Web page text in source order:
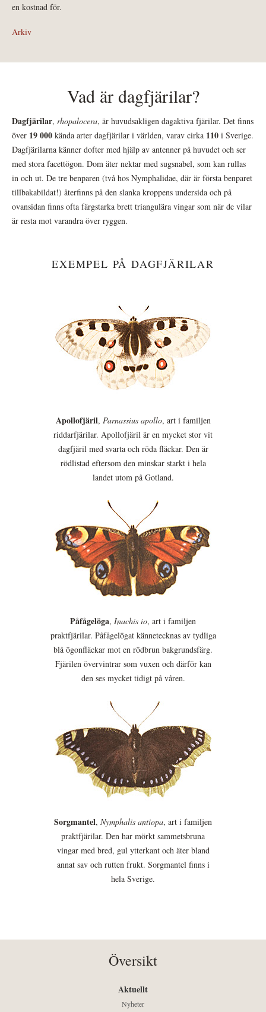
en kostnad för.
Arkiv
Vad är dagfjärilar?
Dagfjärilar, rhopalocera, är huvudsakligen dagaktiva fjärilar. Det finns
över 19 000 kända arter dagfjärilar i världen, varav cirka 110 i Sverige.
Dagfjärilarna känner dofter med hjälp av antenner på huvudet och ser
med stora facettögon. Dom äter nektar med sugsnabel, som kan rullas
in och ut. De tre benparen (två hos Nymphalidae, där är första benparet
tillbakabildat!) återfinns på den slanka kroppens undersida och på
ovansidan finns ofta färgstarka brett triangulära vingar som när de vilar
är resta mot varandra över ryggen.
EXEMPEL PÅ DAGFJÄRILAR
Apollofjäril, Parnassius apollo, art i familjen
riddarfjärilar. Apollofjäril är en mycket stor vit
dagfjäril med svarta och röda fläckar. Den är
rödlistad eftersom den minskar starkt i hela
landet utom på Gotland.
Påfågelöga, Inachis io, art i familjen
praktfjärilar. Påfågelögat kännetecknas av tydliga
blå ögonfläckar mot en rödbrun bakgrundsfärg.
Fjärilen övervintrar som vuxen och därför kan
den ses mycket tidigt på våren.
Sorgmantel, Nymphalis antiopa, art i familjen
praktfjärilar. Den har mörkt sammetsbruna
vingar med bred, gul ytterkant och äter bland
annat sav och rutten frukt. Sorgmantel finns i
hela Sverige.
Översikt
Aktuellt
Nyheter